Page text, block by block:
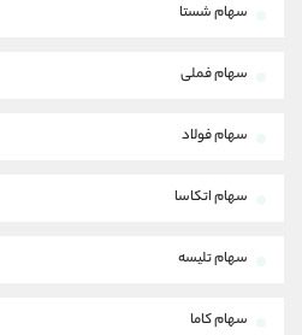
سهام شستا
سهام فملی
سهام فولاد
سهام اتکاسا
سهام تلیسه
سهام کاما